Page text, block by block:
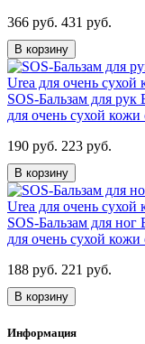
366 руб. 431 руб.
В корзину
SOS-Бальзам для
для очень сухой
190 руб. 223 руб.
В корзину
SOS-Бальзам для
для очень сухой
188 руб. 221 руб.
В корзину
Информация